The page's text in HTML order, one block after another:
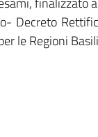
Decreto
le Regioni